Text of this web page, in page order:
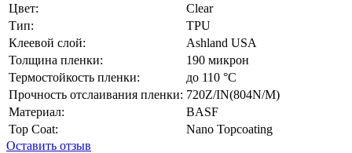
Цвет:
Сlear
Тип:
TPU
Клеевой слой:
Ashland USA
Толщина пленки:
190 микрон
Термостойкость пленки:
до 110 °C
Прочность отслаивания пленки: 720Z/IN(804N/M)
Материал:
BASF
Top Coat:
Nano Topcoating
Оставить отзыв